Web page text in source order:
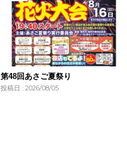
第48回あさご夏祭り
投稿日 : 2026/08/05